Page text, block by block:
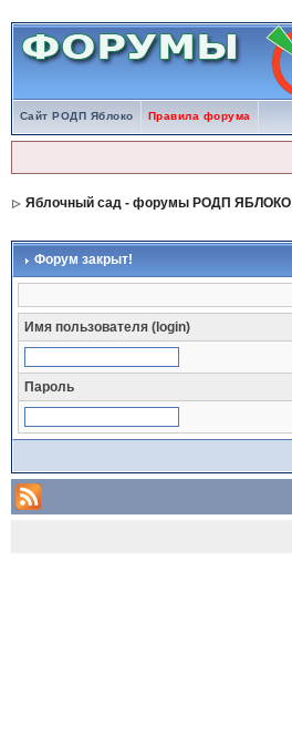
Сайт РОДП Яблоко Правила форума
Яблочный сад - форумы РОДП ЯБЛОКО
Форум закрыт!
Имя пользователя (login)
Пароль